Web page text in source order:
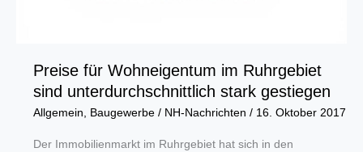
Preise für Wohneigentum im Ruhrgebiet
sind unterdurchschnittlich stark gestiegen
Allgemein, Baugewerbe/ NH-Nachrichten / 16. Oktober 2017
Der Immobilienmarkt im Ruhrgebiet hat sich in den